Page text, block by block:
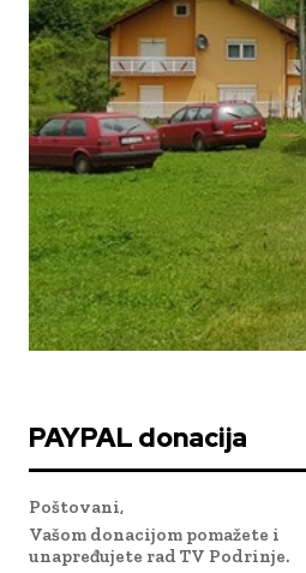
PAYPAL donacija
Poštovani,
Vašom donacijom pomažete i
unapređujete rad TV Podrinje.